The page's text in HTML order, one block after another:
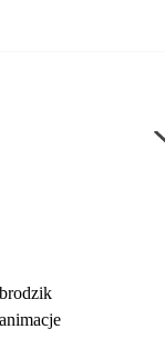
brodzik
animacje